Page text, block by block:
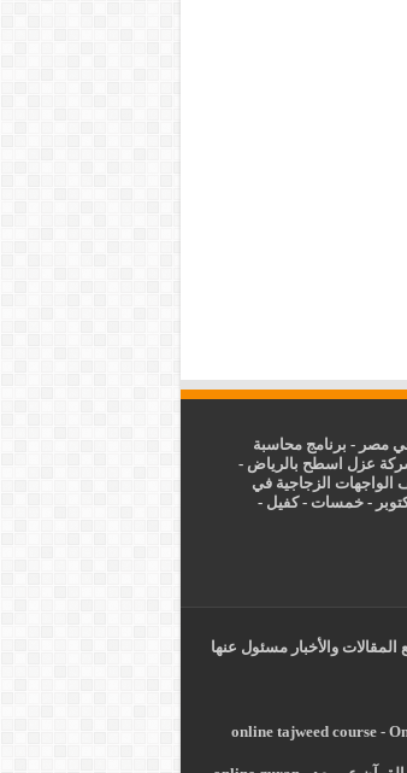
مصر - برنامج محاسبة
عزل اسطح بالرياض -
الزجاجية في
-خمسات -كفيل -
والأخبار مسئول عنها
online tajweed course-